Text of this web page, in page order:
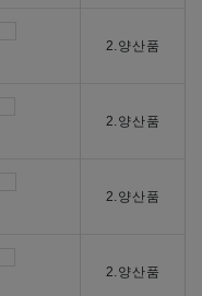
2.양산품
2.양산품
2.양산품
2.양산품